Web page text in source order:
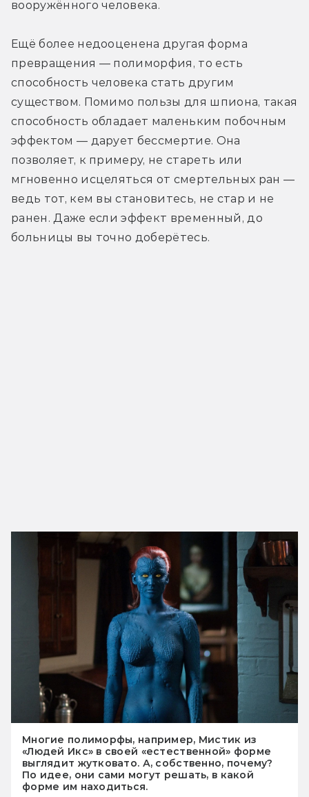
вооружённого человека.
Ещё более недооценена другая форма
превращения — полиморфия, то есть
способность человека стать другим
существом. Помимо пользы для шпиона, такая
способность обладает маленьким побочным
эффектом — дарует бессмертие. Она
позволяет, к примеру, не стареть или
мгновенно исцеляться от смертельных ран —
ведь тот, кем вы становитесь, не стар и не
ранен. Даже если эффект временный, до
больницы вы точно доберётесь.
Многие полиморфы, например, Мистик из
«Людей Икс» в своей «естественной» форме
выглядит жутковато. А, собственно, почему?
По идее, они сами могут решать, в какой
форме им находиться.